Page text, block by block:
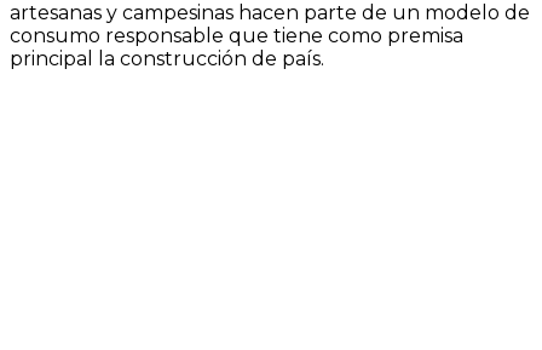
artesanas y campesinas hacen parte de un modelo de
consumo responsable que tiene como premisa
principal la construcción de país.